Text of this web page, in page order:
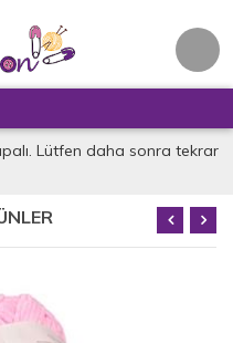
Lütfen daha sonra tekrar